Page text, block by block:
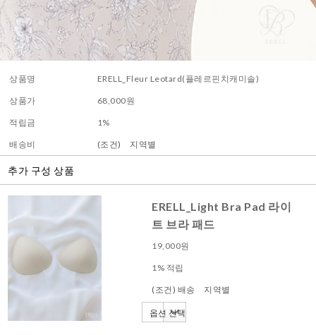
상품명 ERELL_Fleur Leotard(플레르핀치캐미솔)
상품가 68,000원
적립금 1%
배송비 (조건) 지역별
추가 구성 상품
ERELL_Light Bra Pad 라이
트 브라 패드
19,000원
1% 적립
(조건) 배송 지역별